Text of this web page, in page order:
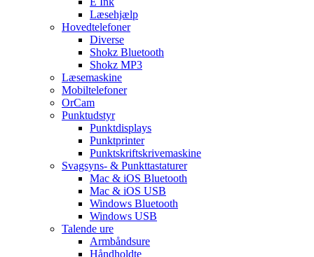
Læsehjælp
Hovedtelefoner
Diverse
Shokz Bluetooth
Shokz MP3
Læsemaskine
Mobiltelefoner
OrCam
Punktudstyr
Punktdisplays
Punktprinter
Punktskriftskrivemaskine
Svagsyns- & Punkttastaturer
Mac & iOS Bluetooth
Mac & iOS USB
Windows Bluetooth
Windows USB
Talende ure
Armbåndsure
Håndholdte